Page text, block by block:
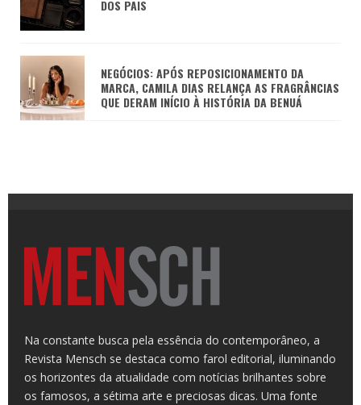
DOS PAIS
NEGÓCIOS: APÓS REPOSICIONAMENTO DA
MARCA, CAMILA DIAS RELANÇA AS FRAGRÂNCIAS
QUE DERAM INÍCIO À HISTÓRIA DA BENUÁ
Na constante busca pela essência do contemporâneo, a
Revista Mensch se destaca como farol editorial, iluminando
os horizontes da atualidade com notícias brilhantes sobre
os famosos, a sétima arte e preciosas dicas. Uma fonte